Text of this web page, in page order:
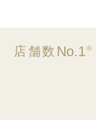
店舗数 No.1※